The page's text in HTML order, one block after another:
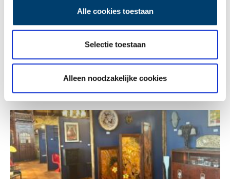
Alle cookies toestaan
Selectie toestaan
Alleen noodzakelijke cookies
Heiligen van de Lage Landen I: van Cunera tot Lambertus